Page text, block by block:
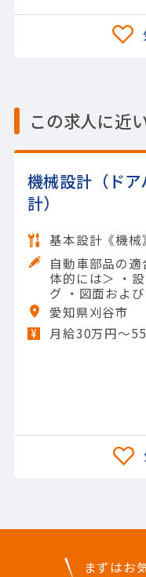
この求人に近
機械設計（ド
計）
基本設計《機械
自動車部品の適合
体的には＞ ・
グ ・図面およ
の実施 ・節目
【担当製品】(
車部品 【使用
愛知県刈谷市
月給30万円〜
まずはお